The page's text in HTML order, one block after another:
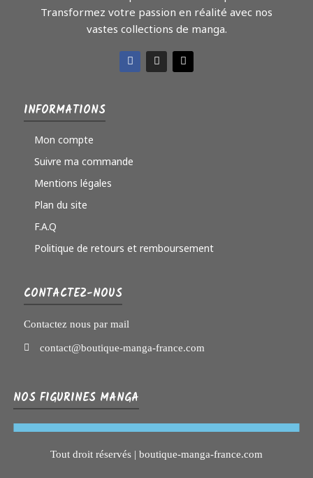
Transformez votre passion en réalité avec nos
vastes collections de manga.
INFORMATIONS
Mon compte
Suivre ma commande
Mentions légales
Plan du site
F.A.Q
Politique de retours et remboursement
CONTACTEZ-NOUS
Contactez nous par mail
contact@boutique-manga-france.com
NOS FIGURINES MANGA
Tout droit réservés | boutique-manga-france.com